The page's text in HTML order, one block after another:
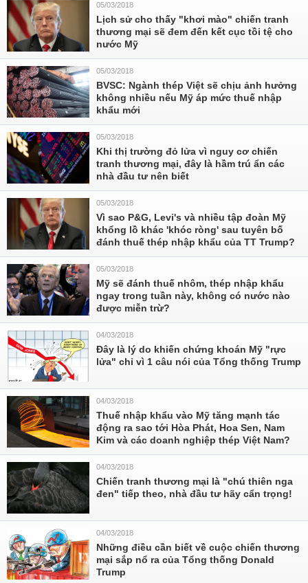
05/03/2018
Lịch sử cho thấy "khơi mào" chiến tranh
thương mại sẽ đem đến kết cục tồi tệ cho
nước Mỹ
05/03/2018
BVSC: Ngành thép Việt sẽ chịu ảnh hưởng
không nhiều nếu Mỹ áp mức thuế nhập
khẩu mới
05/03/2018
Khi thị trường đỏ lửa vì nguy cơ chiến
tranh thương mại, đây là hầm trú ẩn các
nhà đầu tư nên biết
05/03/2018
Vì sao P&G, Levi's và nhiều tập đoàn Mỹ
khổng lồ khác 'khóc ròng' sau tuyên bố
đánh thuế thép nhập khẩu của TT Trump?
05/03/2018
Mỹ sẽ đánh thuế nhôm, thép nhập khẩu
ngay trong tuần này, không có nước nào
được miễn trừ?
04/03/2018
Đây là lý do khiến chứng khoán Mỹ "rực
lửa" chỉ vì 1 câu nói của Tổng thống Trump
04/03/2018
Thuế nhập khẩu vào Mỹ tăng mạnh tác
động ra sao tới Hòa Phát, Hoa Sen, Nam
Kim và các doanh nghiệp thép Việt Nam?
04/03/2018
Chiến tranh thương mại là "chú thiên nga
đen" tiếp theo, nhà đầu tư hãy cẩn trọng!
04/03/2018
Những điều cần biết về cuộc chiến thương
mại sắp nổ ra của Tổng thống Donald
Trump